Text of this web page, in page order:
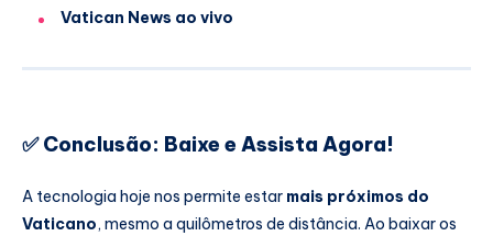
Vatican News ao vivo
✅ Conclusão: Baixe e Assista Agora!
A tecnologia hoje nos permite estar mais próximos do
Vaticano, mesmo a quilômetros de distância. Ao baixar os